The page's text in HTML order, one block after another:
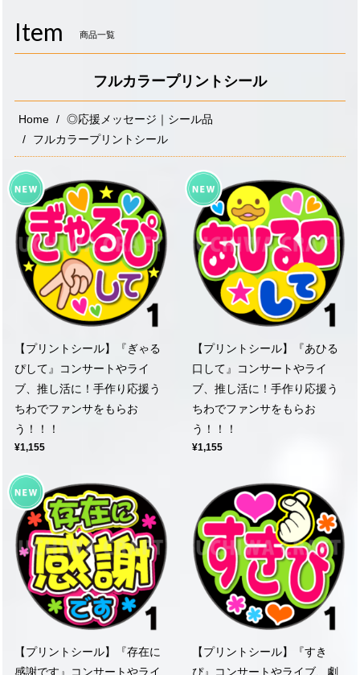
Item 商品一覧
フルカラープリントシール
Home
◎応援メッセージ｜シール品
フルカラープリントシール
【プリントシール】『ぎゃる
ぴして』コンサートやライ
ブ、推し活に！手作り応援う
ちわでファンサをもらお
う！！！
¥1,155
【プリントシール】『あひる
口して』コンサートやライ
ブ、推し活に！手作り応援う
ちわでファンサをもらお
う！！！
¥1,155
【プリントシール】『存在に
感謝です』コンサートやライ
【プリントシール】『すき
ぴ』コンサートやライブ、劇